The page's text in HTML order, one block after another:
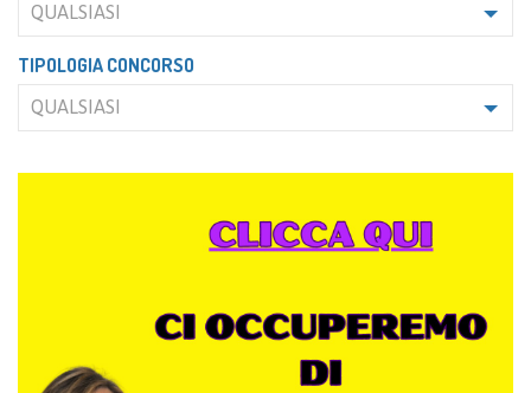
QUALSIASI
TIPOLOGIA CONCORSO
QUALSIASI